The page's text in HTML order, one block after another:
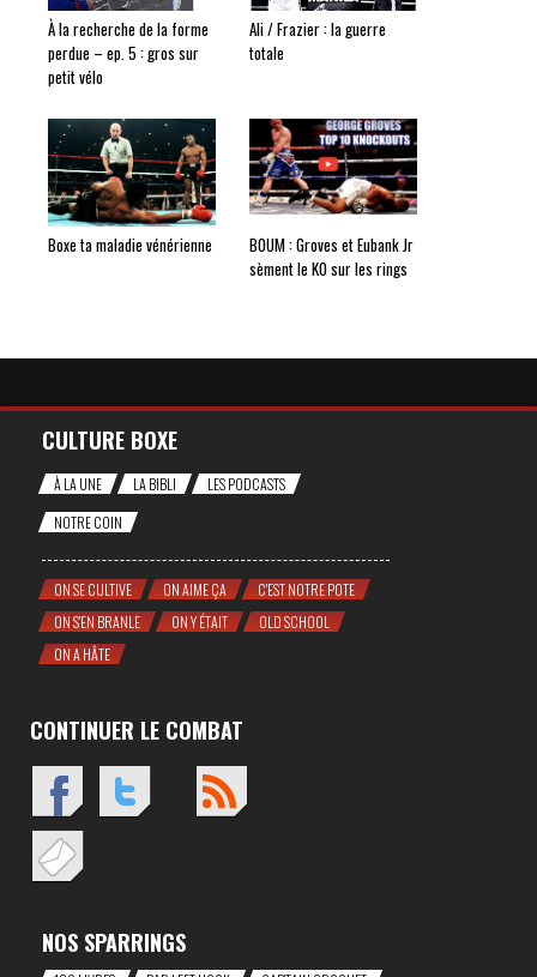
À la recherche de la forme
perdue – ep. 5 : gros sur
petit vélo
Ali / Frazier : la guerre
totale
Boxe ta maladie vénérienne
BOUM : Groves et Eubank Jr
sèment le KO sur les rings
CULTURE BOXE
À LA UNE LA BIBLI
LES PODCASTS
NOTRE COIN
ON SE CULTIVE ON AIME ÇA
C'EST NOTRE POTE
ON S'EN BRANLE
ON Y ÉTAIT
OLD SCHOOL
ON A HÂTE
CONTINUER LE COMBAT
NOS SPARRINGS